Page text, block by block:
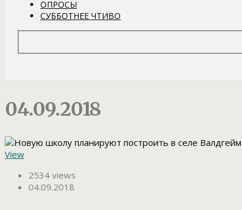
ОПРОСЫ
СУББОТНЕЕ ЧТИВО
04.09.2018
View
2534 views
04.09.2018